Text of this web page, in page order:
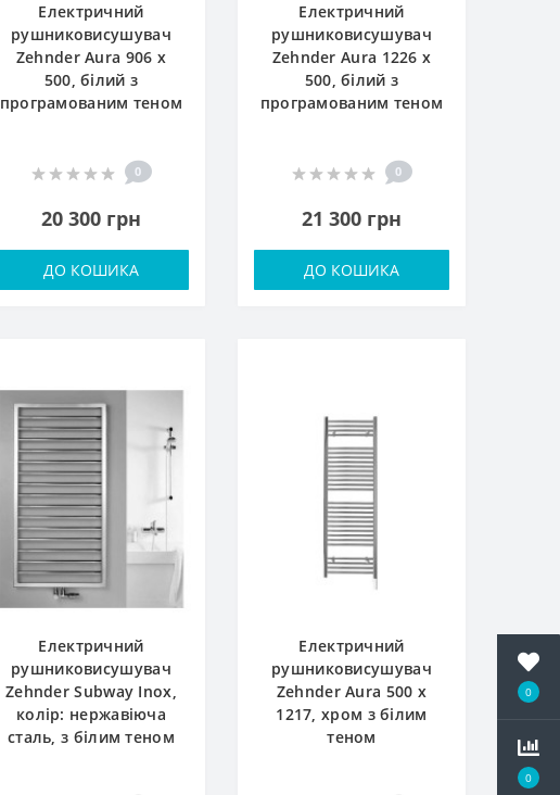
0
0
Електричний
рушниковисушувач
Zehnder Aura 906 x
500, білий з
програмованим теном
0
20 300 грн
ДО КОШИКА
Електричний
рушниковисушувач
Zehnder Aura 1226 x
500, білий з
програмованим теном
0
21 300 грн
ДО КОШИКА
Електричний
рушниковисушувач
Zehnder Subway Inox,
колір: нержавіюча
сталь, з білим теном
Електричний
рушниковисушувач
Zehnder Aura 500 x
1217, хром з білим
теном